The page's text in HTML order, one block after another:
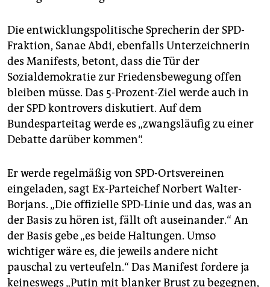
Die entwicklungspolitische Sprecherin der SPD-
Fraktion, Sanae Abdi, ebenfalls Unterzeichnerin
des Manifests, betont, dass die Tür der
Sozialdemokratie zur Friedensbewegung offen
bleiben müsse. Das 5-Prozent-Ziel werde auch in
der SPD kontrovers diskutiert. Auf dem
Bundesparteitag werde es „zwangsläufig zu einer
Debatte darüber kommen“.
Er werde regelmäßig von SPD-Ortsvereinen
eingeladen, sagt Ex-Parteichef Norbert Walter-
Borjans. „Die offizielle SPD-Linie und das, was an
der Basis zu hören ist, fällt oft auseinander.“ An
der Basis gebe „es beide Haltungen. Umso
wichtiger wäre es, die jeweils andere nicht
pauschal zu verteufeln.“ Das Manifest fordere ja
keineswegs „Putin mit blanker Brust zu begegnen,